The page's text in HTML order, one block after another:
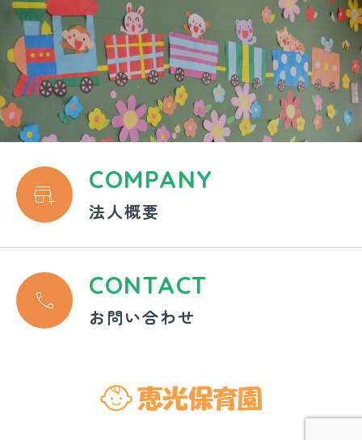
 COMPANY
法人概要
 CONTACT
お問い合わせ